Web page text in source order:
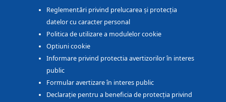
Reglementări privind prelucarea și protecția
datelor cu caracter personal
Politica de utilizare a modulelor cookie
Optiuni cookie
Informare privind protectia avertizorilor în interes
public
Formular avertizare în interes public
Declarație pentru a beneficia de protecția privind